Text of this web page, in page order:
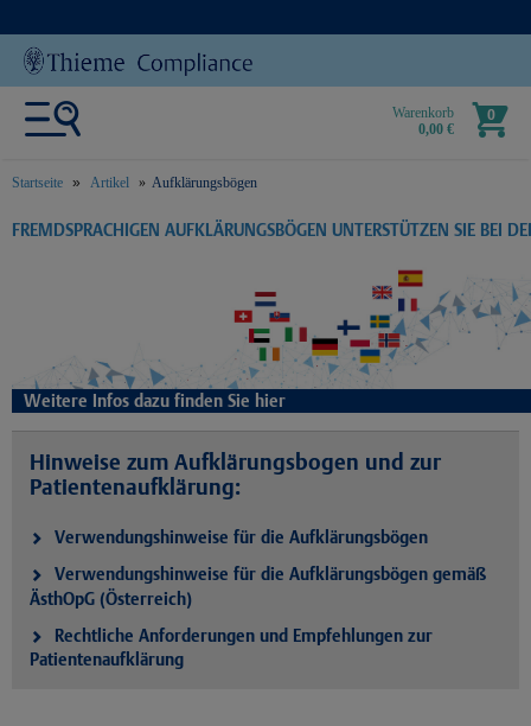
Warenkorb
0,00 €
0
Startseite Artikel Aufklärungsbögen
text.skipToContent
text.skipToNavigation
FREMDSPRACHIGEN AUFKLÄRUNGSBÖGEN UNTERSTÜTZEN SIE BEI
Weitere Infos dazu finden Sie hier
Hinweise zum Aufklärungsbogen und zur
Patientenaufklärung:
Verwendungshinweise für die Aufklärungsbögen
Verwendungshinweise für die Aufklärungsbögen gemäß
ÄsthOpG (Österreich)
Rechtliche Anforderungen und Empfehlungen zur
Patientenaufklärung